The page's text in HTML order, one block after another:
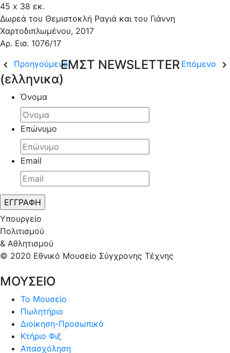
45 x 38 εκ.
Δωρεά του Θεμιστοκλή Ραγιά και του Γιάννη
Χαρτοδιπλωμένου, 2017
Αρ. Εισ. 1076/17
Προηγούμενο
Επόμενο
ΕΜΣΤ NEWSLETTER
(ελληνικα)
Όνομα
Επώνυμο
Email
Υπουργείο
Πολιτισμού
& Αθλητισμού
© 2020 Εθνικό Μουσείο Σύγχρονης Τέχνης
ΜΟΥΣΕΙΟ
Το Μουσείο
Πωλητήριο
Διοίκηση-Προσωπικό
Κτήριο Φιξ
Απασχόληση